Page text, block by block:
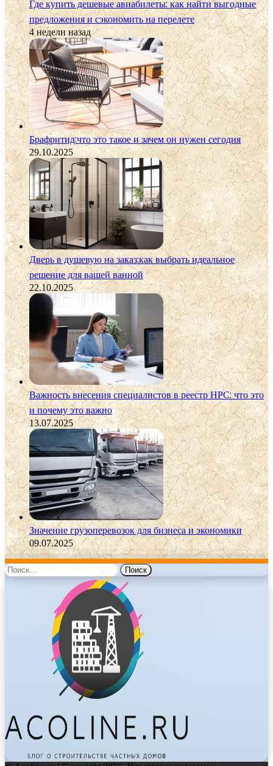
Где купить дешевые авиабилеты: как найти выгодные
предложения и сэкономить на перелете
4 недели назад
Брафритид:что это такое и зачем он нужен сегодня
29.10.2025
Дверь в душевую на заказ:как выбрать идеальное
решение для вашей ванной
22.10.2025
Важность внесения специалистов в реестр НРС: что это
и почему это важно
13.07.2025
Значение грузоперевозок для бизнеса и экономики
09.07.2025
Найти: